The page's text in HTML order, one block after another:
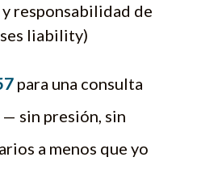
y responsabilidad de
liability)
para una consulta
sin presión, sin
a menos que yo